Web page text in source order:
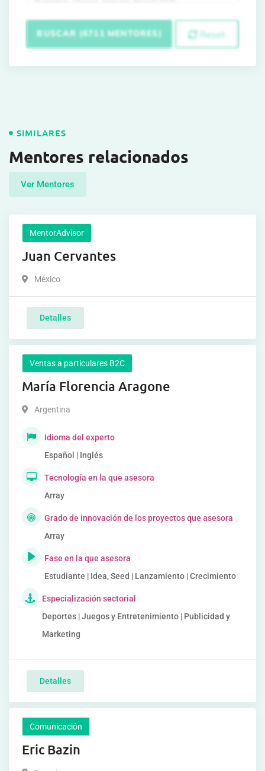
BUSCAR (6711 MENTORES) Reset
SIMILARES
Mentores relacionados
Ver Mentores
MentorAdvisor
Juan Cervantes
México
Detalles
Ventas a particulares B2C
María Florencia Aragone
Argentina
Idioma del experto
Español | Inglés
Tecnología en la que asesora
Array
Grado de innovación de los proyectos que asesora
Array
Fase en la que asesora
Estudiante | Idea, Seed | Lanzamiento | Crecimiento
Especialización sectorial
Deportes | Juegos y Entretenimiento | Publicidad y
Marketing
Detalles
Comunicación
Eric Bazin